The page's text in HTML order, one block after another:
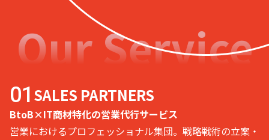
Our Service
SALES PARTNERS
BtoB×IT商材特化の営業代行サービス
営業におけるプロフェッショナル集団。戦略戦術の立案・